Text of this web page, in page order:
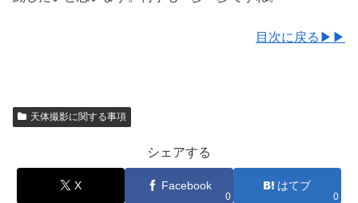
目次に戻る▶▶
天体撮影に関する事項
シェアする
X Facebook
0
はてブ
0